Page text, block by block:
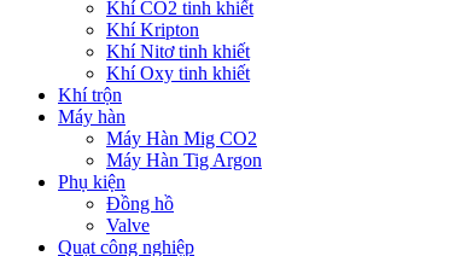
Khí CO2 tinh khiết
Khí Kripton
Khí Nitơ tinh khiết
Khí Oxy tinh khiết
Khí trộn
Máy hàn
Máy Hàn Mig CO2
Máy Hàn Tig Argon
Phụ kiện
Đồng hồ
Valve
Quạt công nghiệp